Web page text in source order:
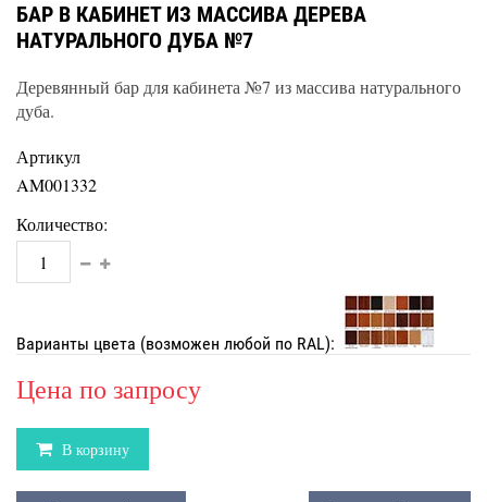
БАР В КАБИНЕТ ИЗ МАССИВА ДЕРЕВА
НАТУРАЛЬНОГО ДУБА №7
Деревянный бар для кабинета №7 из массива натурального
дуба.
Артикул
AM001332
Количество:
Варианты цвета (возможен любой по RAL):
Цена по запросу
В корзину